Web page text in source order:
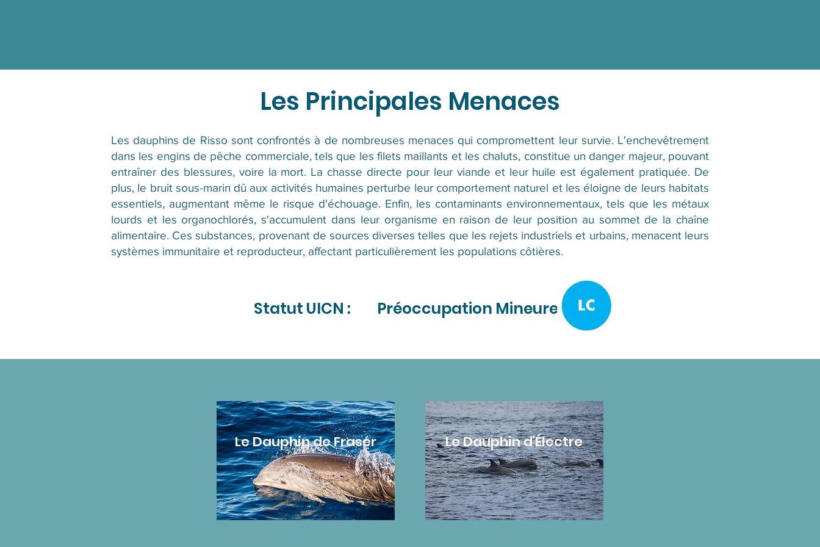
Les Principales Menaces
Les dauphins de Risso sont confrontés à de nombreuses menaces qui compromettent leur survie. L'enchevêtrement
dans les engins de pêche commerciale, tels que les filets maillants et les chaluts, constitue un danger majeur, pouvant
entraîner des blessures, voire la mort. La chasse directe pour leur viande et leur huile est également pratiquée. De
plus, le bruit sous-marin dû aux activités humaines perturbe leur comportement naturel et les éloigne de leurs habitats
essentiels, augmentant même le risque d'échouage. Enfin, les contaminants environnementaux, tels que les métaux
lourds et les organochlorés, s'accumulent dans leur organisme en raison de leur position au sommet de la chaîne
alimentaire. Ces substances, provenant de sources diverses telles que les rejets industriels et urbains, menacent leurs
systèmes immunitaire et reproducteur, affectant particulièrement les populations côtières.
Préoccupation Mineure
Statut UICN :
Le Dauphin de Fraser Le Dauphin d'Électre